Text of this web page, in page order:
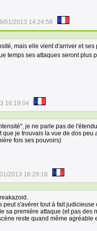
01/2013 14:24:58
mais elle vient d'arriver et
temps ses attaques seront plus
16:19:04
je ne parle pas de
que je trouvais la vue de dos
fois ses pouvoirs)
2013 16:29:16
peut s'avérer tout à fait
sa première attaque (et pas des
reste quand même agréable